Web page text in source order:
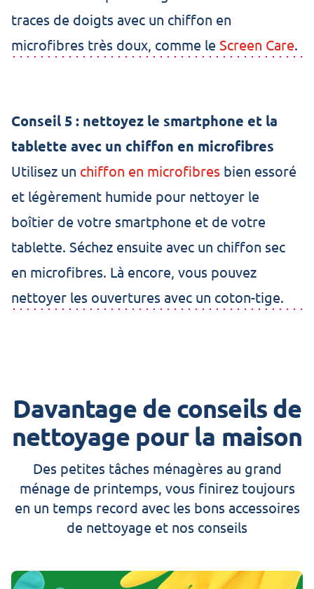
traces de doigts avec un chiffon en
microfibres très doux, comme le Screen Care.
Conseil 5 : nettoyez le smartphone et la
tablette avec un chiffon en microfibres
Utilisez un chiffon en microfibres bien essoré
et légèrement humide pour nettoyer le
boîtier de votre smartphone et de votre
tablette. Séchez ensuite avec un chiffon sec
en microfibres. Là encore, vous pouvez
nettoyer les ouvertures avec un coton-tige.
Davantage de conseils de
nettoyage pour la maison
Des petites tâches ménagères au grand
ménage de printemps, vous finirez toujours
en un temps record avec les bons accessoires
de nettoyage et nos conseils